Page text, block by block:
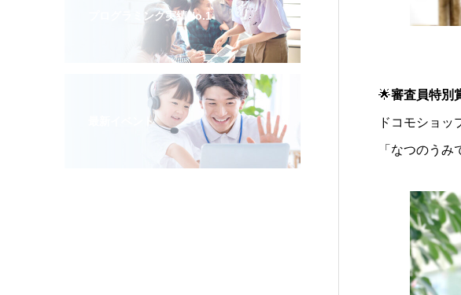
🌟審査員特別
ドコモショッ
「なつのう
プログラミング実績No.1
最新イベント